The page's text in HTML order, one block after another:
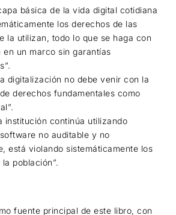
básica de la vida digital cotidiana
los derechos de las
la utilizan, todo lo que se haga con
en un marco sin garantías
digitalización no debe venir con la
derechos fundamentales como
institución continúa utilizando
no auditable y no
está violando sistemáticamente los
población”.
fuente principal de este libro, con